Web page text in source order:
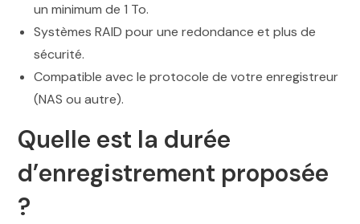
un minimum de 1 To.
Systèmes RAID pour une redondance et plus de
sécurité.
Compatible avec le protocole de votre enregistreur
(NAS ou autre).
Quelle est la durée
d’enregistrement proposée
?